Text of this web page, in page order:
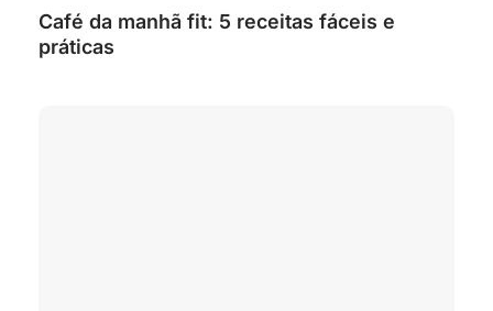
Café da manhã fit: 5 receitas fáceis e
práticas